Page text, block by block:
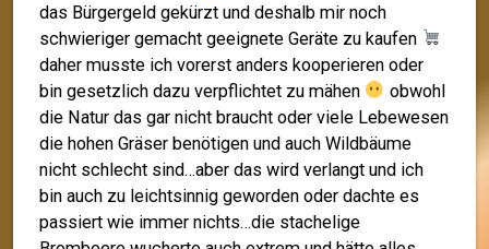
das Bürgergeld gekürzt und deshalb mir noch
schwieriger gemacht geeignete Geräte zu kaufen
daher musste ich vorerst anders kooperieren oder
bin gesetzlich dazu verpflichtet zu mähen
obwohl
die Natur das gar nicht braucht oder viele Lebewesen
die hohen Gräser benötigen und auch Wildbäume
nicht schlecht sind…aber das wird verlangt und ich
bin auch zu leichtsinnig geworden oder dachte es
passiert wie immer nichts…die stachelige